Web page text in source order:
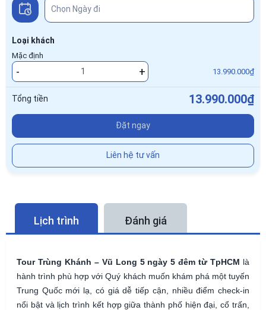
Loại khách
Mặc định
- + 13.990.000₫
Tổng tiền 13.990.000₫
Đặt ngay
Liên hệ tư vấn
Lịch trình Đánh giá
Tour Trùng Khánh – Vũ Long 5 ngày 5 đêm từ TpHCM là
hành trình phù hợp với Quý khách muốn khám phá một tuyến
Trung Quốc mới lạ, có giá dễ tiếp cận, nhiều điểm check-in
nổi bật và lịch trình kết hợp giữa thành phố hiện đại, cổ trấn,